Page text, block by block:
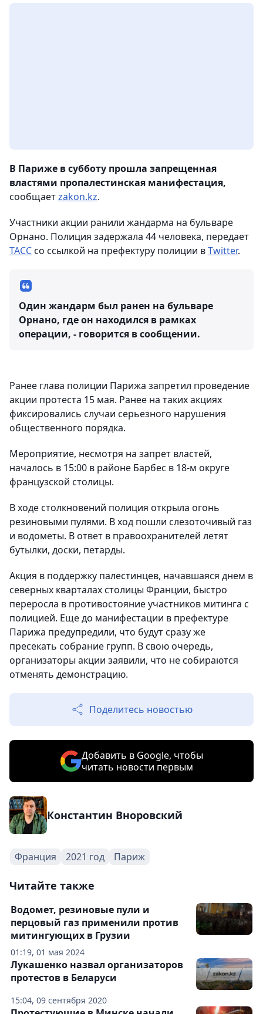
В Париже в субботу прошла запрещенная
властями пропалестинская манифестация,
сообщаетzakon.kz.
Участники акции ранили жандарма на бульваре
Орнано. Полиция задержала 44 человека, передает
ТАССсо ссылкой на префектуру полиции вTwitter.
Один жандарм был ранен на бульваре
Орнано, где он находился в рамках
операции, - говорится в сообщении.
Ранее глава полиции Парижа запретил проведение
акции протеста 15 мая. Ранее на таких акциях
фиксировались случаи серьезного нарушения
общественного порядка.
Мероприятие, несмотря на запрет властей,
началось в 15:00 в районе Барбес в 18-м округе
французской столицы.
В ходе столкновений полиция открыла огонь
резиновыми пулями. В ход пошли слезоточивый газ
и водометы. В ответ в правоохранителей летят
бутылки, доски, петарды.
Акция в поддержку палестинцев, начавшаяся днем в
северных кварталах столицы Франции, быстро
переросла в противостояние участников митинга с
полицией. Еще до манифестации в префектуре
Парижа предупредили, что будут сразу же
пресекать собрание групп. В свою очередь,
организаторы акции заявили, что не собираются
отменять демонстрацию.
Поделитесь новостью
Добавить в Google, чтобы
читать новости первым
Константин Вноровский
Франция 2021 год Париж
Читайте также
01:19, 01 мая 2024
Водомет, резиновые пули и
перцовый газ применили против
митингующих в Грузии
15:04, 09 сентября 2020
Лукашенко назвал организаторов
протестов в Беларуси